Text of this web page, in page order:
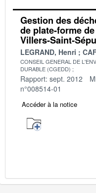
Gestion des
de plate-forme
Villers-Saint-
LEGRAND, Henri
CONSEIL GENERAL DE
DURABLE (CGEDD)
Rapport: sept. 2012
n°008514-01
Accéder à la notice